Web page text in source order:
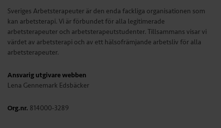
Sveriges Arbetsterapeuter är den enda fackliga organisationen som
kan arbetsterapi. Vi är förbundet för alla legitimerade
arbetsterapeuter och arbetsterapeutstudenter. Tillsammans visar vi
värdet av arbetsterapi och av ett hälsofrämjande arbetsliv för alla
arbetsterapeuter.
Ansvarig utgivare webben
Lena Gennemark Edsbäcker
Org.nr. 814000-3289